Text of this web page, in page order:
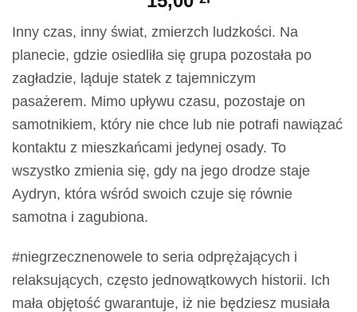
Inny czas, inny świat, zmierzch ludzkości. Na
planecie, gdzie osiedliła się grupa pozostała po
zagładzie, ląduje statek z tajemniczym
pasażerem. Mimo upływu czasu, pozostaje on
samotnikiem, który nie chce lub nie potrafi nawiązać
kontaktu z mieszkańcami jedynej osady. To
wszystko zmienia się, gdy na jego drodze staje
Aydryn, która wśród swoich czuje się równie
samotna i zagubiona.
#niegrzecznenowele to seria odprężających i
relaksujących, często jednowątkowych historii. Ich
mała objętość gwarantuje, iż nie będziesz musiała